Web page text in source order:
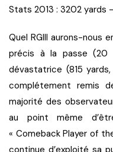
Stats 2013 : 3202 yards
Quel RGIII aurons-nous
précis à la passe (20
dévastatrice (815
complétement remis
majorité des
au point même
« Comeback Player of